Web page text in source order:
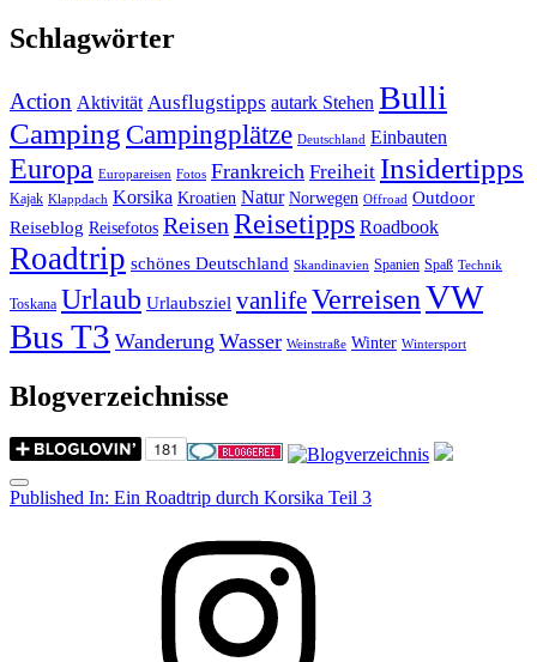
Schlagwörter
Action Aktivität Ausflugstipps autark Stehen Bulli
Camping Campingplätze Deutschland Einbauten
Europa Europareisen Fotos Frankreich Freiheit Insidertipps
Kajak Klappdach Korsika Kroatien Natur Norwegen Offroad Outdoor
Reiseblog Reisefotos ReisenReisetipps Roadbook
Roadtrip schönes Deutschland Skandinavien Spanien Spaß Technik
Toskana Urlaub Urlaubsziel vanlifeVerreisenVW
Bus T3 Wanderung Wasser Weinstraße Winter Wintersport
Blogverzeichnisse
Menu
Post
Published In: Ein Roadtrip durch Korsika Teil 3